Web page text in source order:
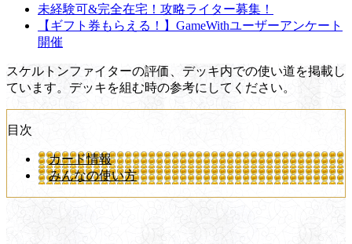
未経験可&完全在宅！攻略ライター募集！
【ギフト券もらえる！】GameWithユーザーアンケート
開催
スケルトンファイターの評価、デッキ内での使い道を掲載し
ています。デッキを組む時の参考にしてください。
目次
カード情報
みんなの使い方